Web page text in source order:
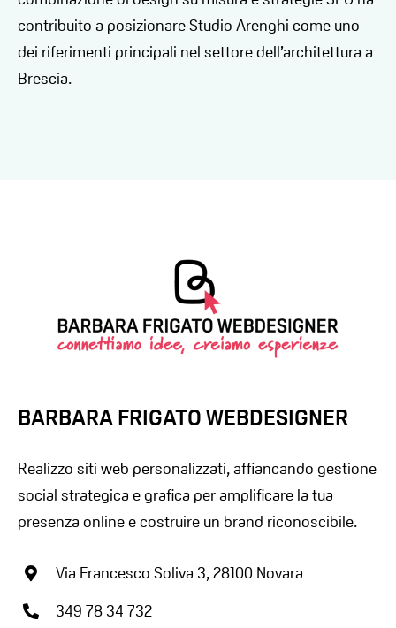
contribuito a posizionare Studio Arenghi come uno
dei riferimenti principali nel settore dell’architettura a
Brescia.
BARBARA FRIGATO WEBDESIGNER
Realizzo siti web personalizzati, affiancando gestione
social strategica e grafica per amplificare la tua
presenza online e costruire un brand riconoscibile.
Via Francesco Soliva 3, 28100 Novara
349 78 34 732